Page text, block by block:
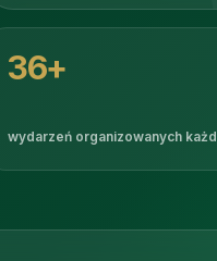
36+
wydarzeń organizowanych